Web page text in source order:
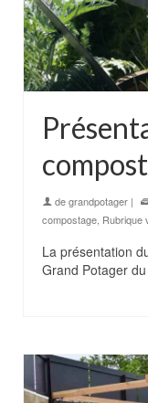
compost
degrandpotager |
compostage Rubrique
La présentation
Grand Potager